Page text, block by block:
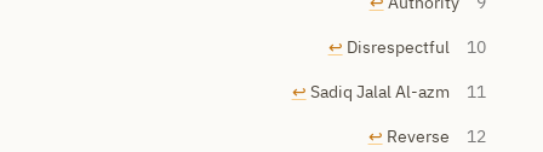
10
Disrespectful
↩︎
11
Sadiq Jalal Al-azm
↩︎
12
Reverse
↩︎